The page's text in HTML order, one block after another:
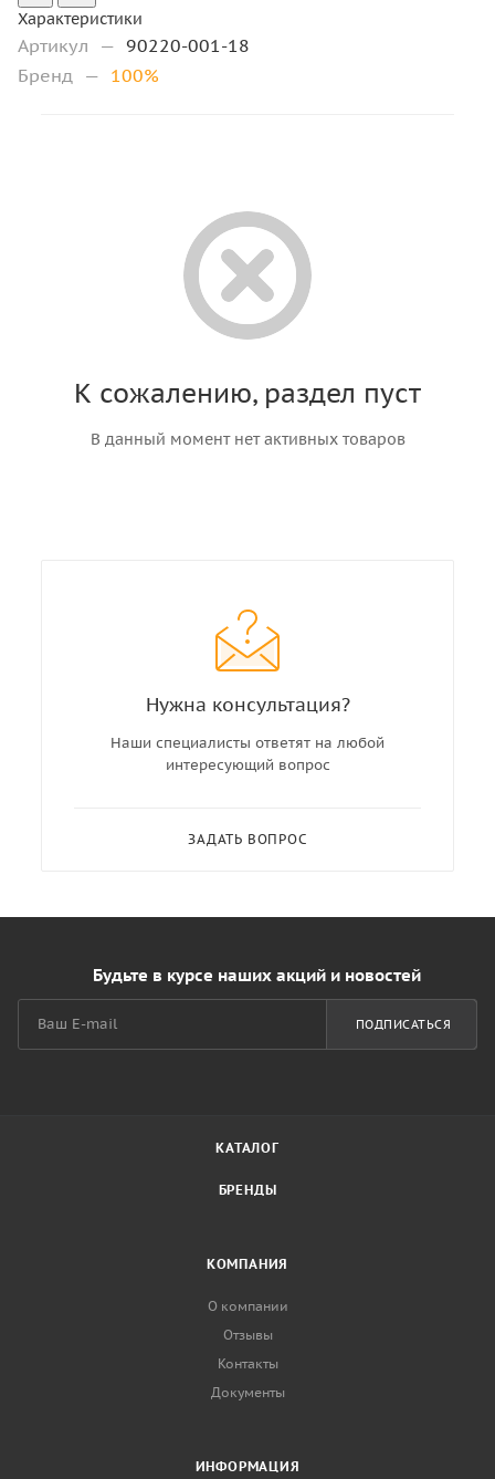
Характеристики
Артикул — 90220-001-18
Бренд — 100%
К сожалению, раздел пуст
В данный момент нет активных товаров
Нужна консультация?
Наши специалисты ответят на любой
интересующий вопрос
ЗАДАТЬ ВОПРОС
Будьте в курсе наших акций и новостей
ПОДПИСАТЬСЯ
КАТАЛОГ
БРЕНДЫ
КОМПАНИЯ
О компании
Отзывы
Контакты
Документы
ИНФОРМАЦИЯ